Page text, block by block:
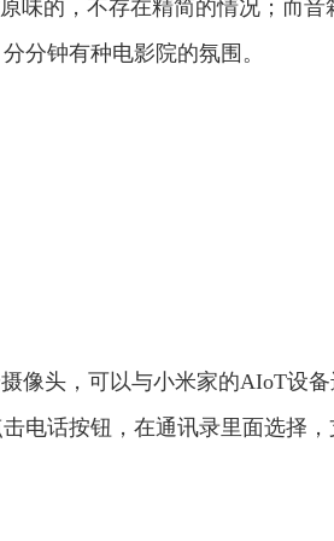
味的，不存在精简的情况；而音
分钟有种电影院的氛围。
像头，可以与小米家的AIoT设
电话按钮，在通讯录里面选择，